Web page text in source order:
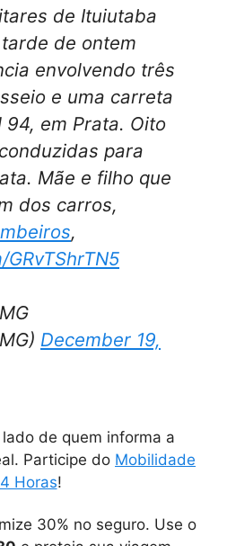
de Ituiutaba
de ontem
envolvendo três
e uma carreta
94, em Prata. Oito
para
Mãe e filho que
dos carros,
,
December 19,
de quem informa a
Participe do Mobilidade
Horas!
30% no seguro. Use o